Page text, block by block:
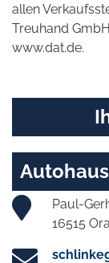
allen
Treuhand
www.dat.de.
Paul-
16515